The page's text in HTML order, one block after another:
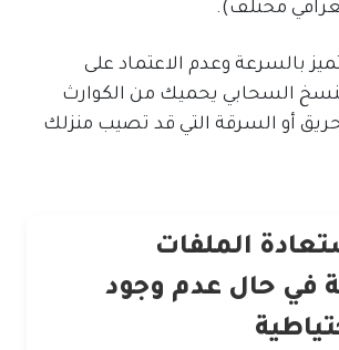
مختلف).
بالسرعة وعدم الاعتماد على
النسخ السحابي يحميك من الكوارث
أو السرقة التي قد تصيب منزلك
الملفات
في حال عدم وجود